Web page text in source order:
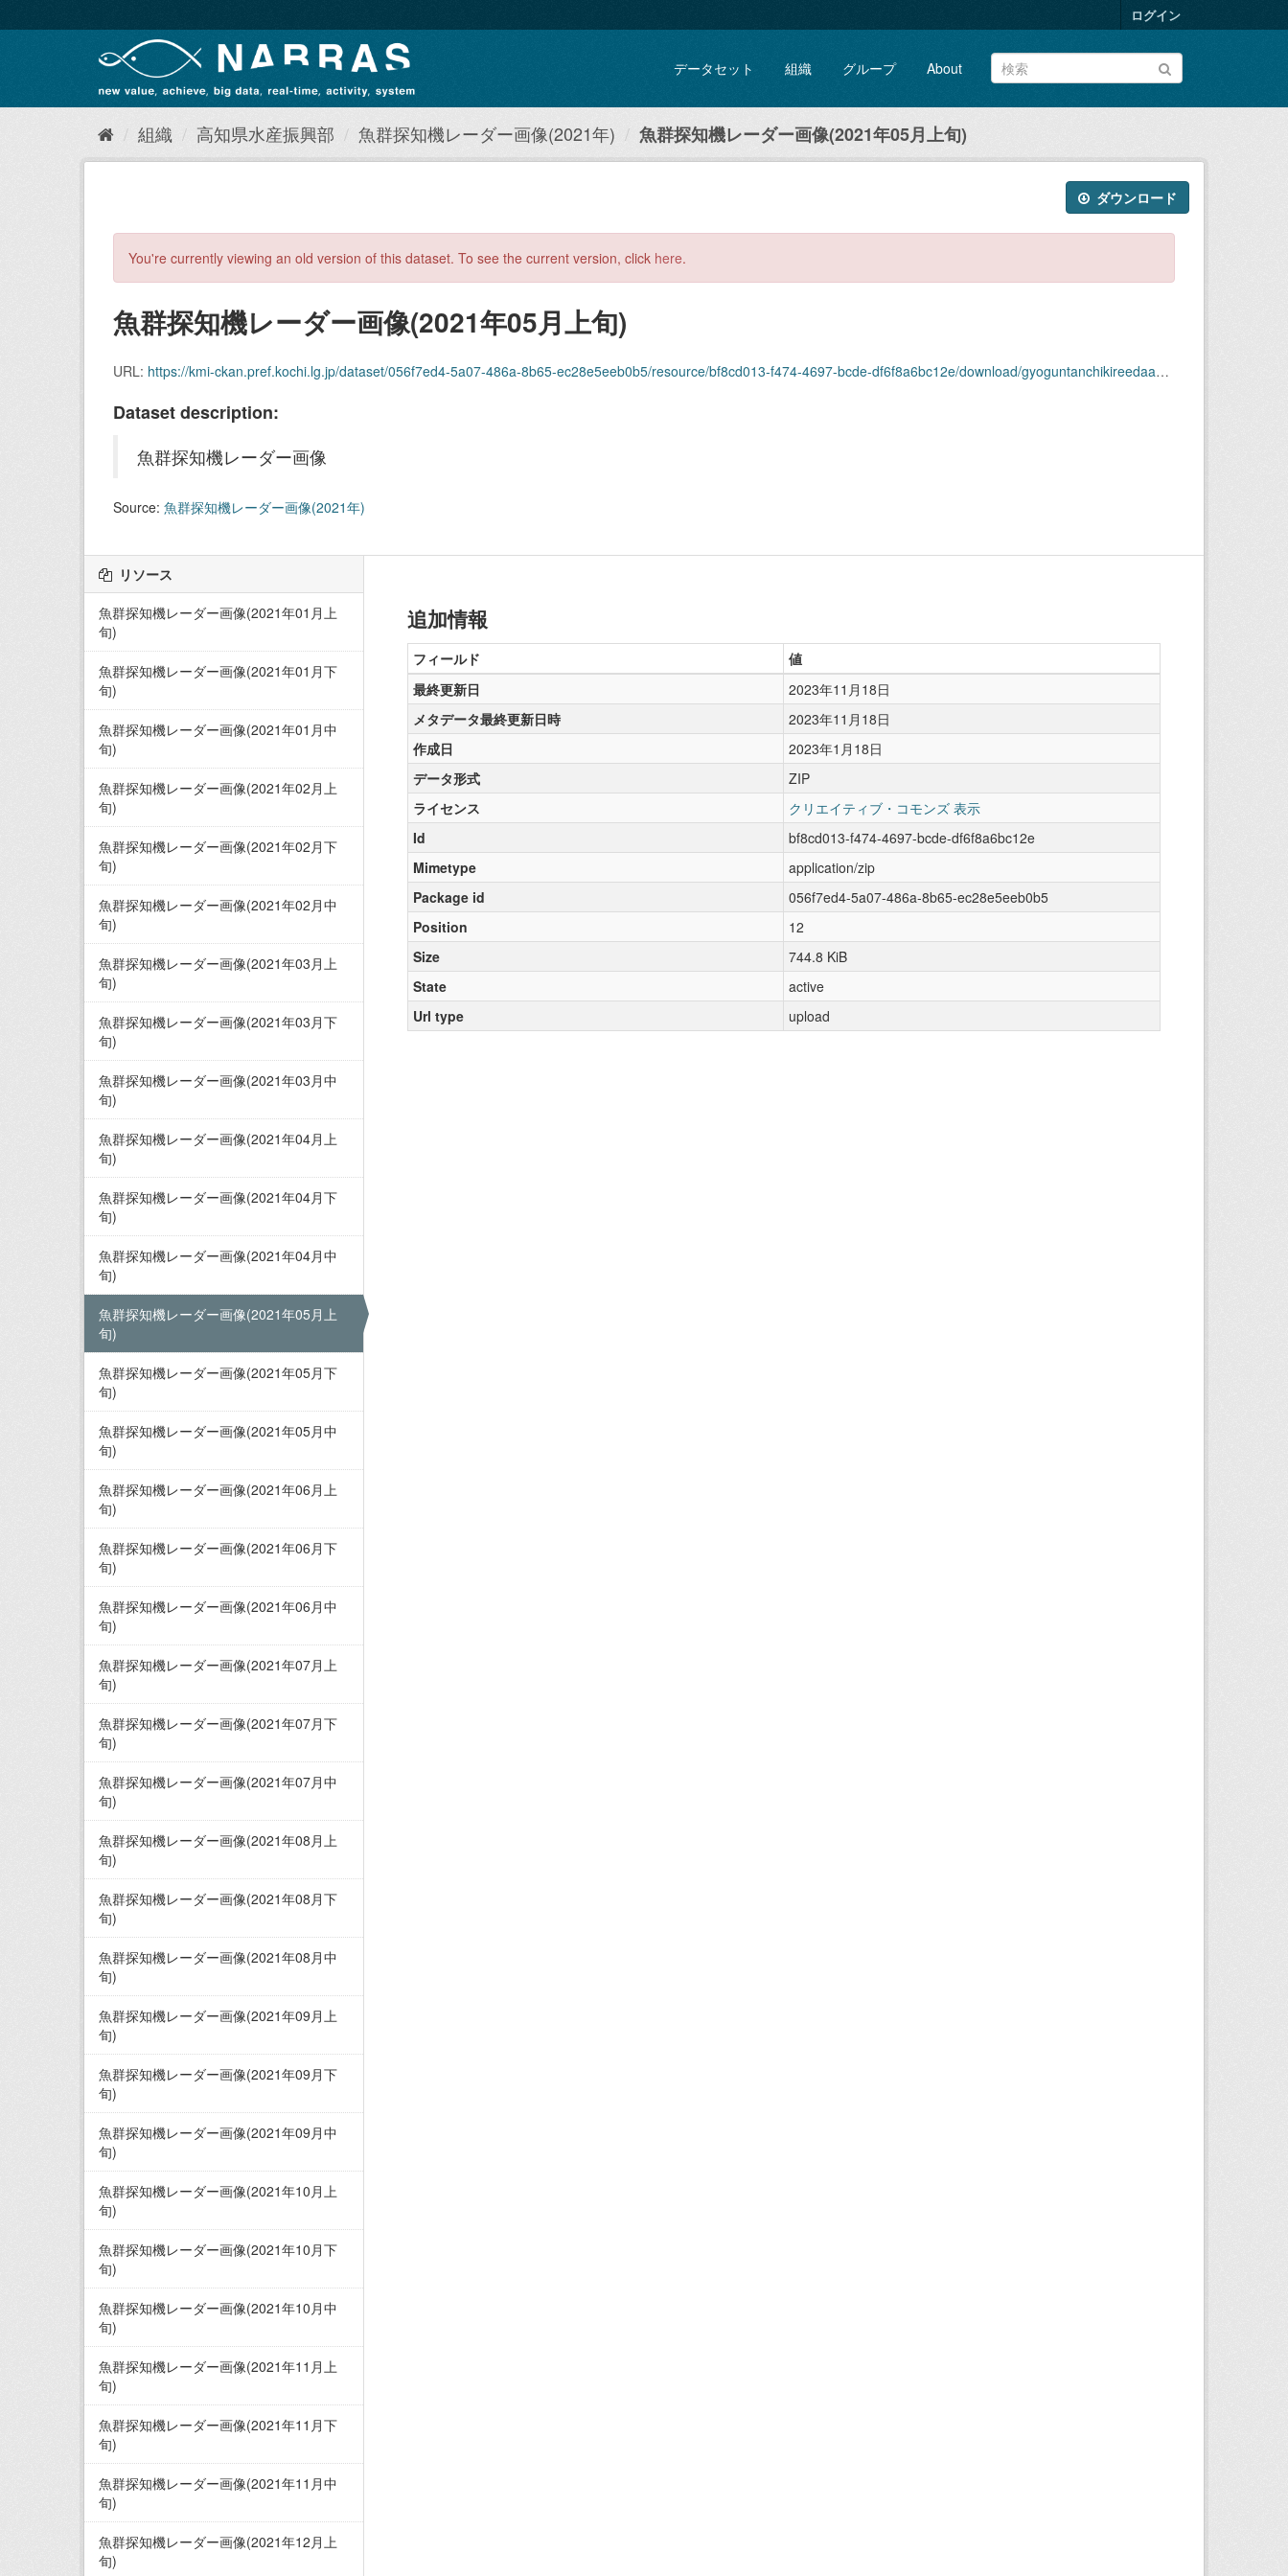
キ
て
ログイン
データセット 組織 グループ About
組織 高知県水産振興部 魚群探知機レーダー画像(2021年) 魚群探知機レーダー画像(2021年05月上旬)
ダウンロード
You're currently viewing an old version of this dataset. To see the current version, click here.
魚群探知機レーダー画像(2021年05月上旬)
URL: https://kmi-ckan.pref.kochi.lg.jp/dataset/056f7ed4-5a07-486a-8b65-ec28e5eeb0b5/resource/bf8cd013-f474-4697-bcde-df6f8a6bc12e/download/gyoguntanchikireedaagazou2021nen05-joujun.zip
Dataset description:
魚群探知機レーダー画像
Source: 魚群探知機レーダー画像(2021年)
リソース
魚群探知機レーダー画像(2021年01月上
旬)
魚群探知機レーダー画像(2021年01月下
旬)
魚群探知機レーダー画像(2021年01月中
旬)
魚群探知機レーダー画像(2021年02月上
旬)
魚群探知機レーダー画像(2021年02月下
旬)
魚群探知機レーダー画像(2021年02月中
旬)
魚群探知機レーダー画像(2021年03月上
旬)
魚群探知機レーダー画像(2021年03月下
旬)
魚群探知機レーダー画像(2021年03月中
旬)
魚群探知機レーダー画像(2021年04月上
旬)
魚群探知機レーダー画像(2021年04月下
旬)
魚群探知機レーダー画像(2021年04月中
旬)
魚群探知機レーダー画像(2021年05月上
旬)
魚群探知機レーダー画像(2021年05月下
旬)
魚群探知機レーダー画像(2021年05月中
旬)
魚群探知機レーダー画像(2021年06月上
旬)
魚群探知機レーダー画像(2021年06月下
旬)
魚群探知機レーダー画像(2021年06月中
旬)
魚群探知機レーダー画像(2021年07月上
旬)
魚群探知機レーダー画像(2021年07月下
旬)
魚群探知機レーダー画像(2021年07月中
旬)
魚群探知機レーダー画像(2021年08月上
旬)
魚群探知機レーダー画像(2021年08月下
旬)
魚群探知機レーダー画像(2021年08月中
旬)
魚群探知機レーダー画像(2021年09月上
旬)
魚群探知機レーダー画像(2021年09月下
旬)
魚群探知機レーダー画像(2021年09月中
旬)
魚群探知機レーダー画像(2021年10月上
旬)
魚群探知機レーダー画像(2021年10月下
旬)
魚群探知機レーダー画像(2021年10月中
旬)
魚群探知機レーダー画像(2021年11月上
旬)
魚群探知機レーダー画像(2021年11月下
旬)
魚群探知機レーダー画像(2021年11月中
旬)
魚群探知機レーダー画像(2021年12月上
旬)
追加情報
フィールド
値
最終更新日
2023年11月18日
メタデータ最終更新日時
2023年11月18日
作成日
2023年1月18日
データ形式
ZIP
ライセンス
クリエイティブ・コモンズ 表示
Id
bf8cd013-f474-4697-bcde-df6f8a6bc12e
Mimetype
application/zip
Package id
056f7ed4-5a07-486a-8b65-ec28e5eeb0b5
Position
12
Size
744.8 KiB
State
active
Url type
upload